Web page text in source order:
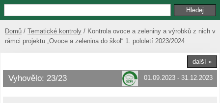
Domů Tematické kontroly
Kontrola ovoce a zeleniny a výrobků z nich v
rámci projektu „Ovoce a zelenina do škol“ 1. pololetí 2023/2024
další »
Vyhovělo: 23/23 01.09.2023 - 31.12.2023